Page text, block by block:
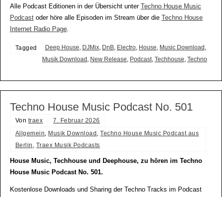
Alle Podcast Editionen in der Übersicht unter
Techno House Music
Podcastoder höre alle Episoden im Stream über die
Techno House
Internet Radio Page.
Tagged Deep House, DJMix, DnB, Electro, House, Music Download ,
Musik Download , New Release, Podcast, Techhouse, Techno
Techno House Music Podcast No. 501
Von traex
7. Februar 2026
Allgemein
Musik Download ,Techno House Music Podcast aus
Berlin
Traex Musik Podcasts
House Music, Techhouse und Deephouse, zu hören im Techno
House Music Podcast No. 501.
Kostenlose Downloads und Sharing der Techno Tracks im Podcast